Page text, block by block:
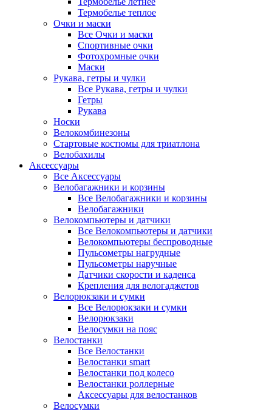
Термобелье теплое
Очки и маски
Все Очки и маски
Спортивные очки
Фотохромные очки
Маски
Рукава, гетры и чулки
Все Рукава, гетры и чулки
Гетры
Рукава
Носки
Велокомбинезоны
Стартовые костюмы для триатлона
Велобахилы
Аксессуары
Все Аксессуары
Велобагажники и корзины
Все Велобагажники и корзины
Велобагажники
Велокомпьютеры и датчики
Все Велокомпьютеры и датчики
Велокомпьютеры беспроводные
Пульсометры нагрудные
Пульсометры наручные
Датчики скорости и каденса
Крепления для велогаджетов
Велорюкзаки и сумки
Все Велорюкзаки и сумки
Велорюкзаки
Велосумки на пояс
Велостанки
Все Велостанки
Велостанки smart
Велостанки под колесо
Велостанки роллерные
Аксессуары для велостанков
Велосумки